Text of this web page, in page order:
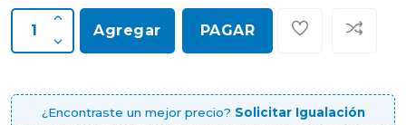
Agregar PAGAR
¿Encontraste un mejor precio? Solicitar Igualación